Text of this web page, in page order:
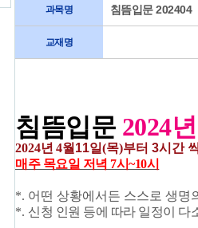
과목명 침뜸입문 202404
교재명
침뜸입문 2024년
2024년4월11일(목)부터 3시간 씩
매주 목요일 저녁 7시~10시
*. 어떤 상황에서든 스스로 생명
*. 신청 인원 등에 따라 일정이 다